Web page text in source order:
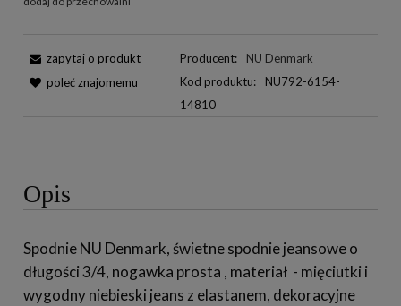
Producent:
NU Denmark
Kod produktu:
NU792-6154-
14810
zapytaj o produkt
poleć znajomemu
Opis
Spodnie NU Denmark, świetne spodnie jeansowe o
długości 3/4, nogawka prosta , materiał - mięciutki i
wygodny niebieski jeans z elastanem, dekoracyjne